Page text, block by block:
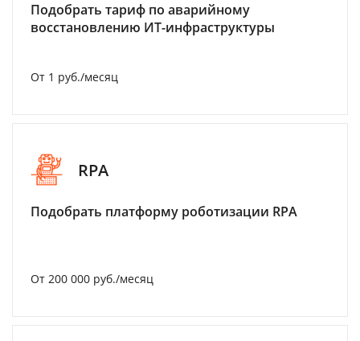
Подобрать тариф по аварийному
восстановлению ИТ-инфраструктуры
От 1 руб./месяц
RPA
Подобрать платформу роботизации RPA
От 200 000 руб./месяц